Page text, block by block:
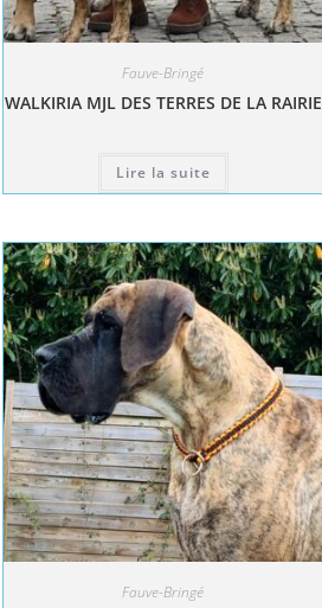
Fauve-Bringé
WALKIRIA MJL DES TERRES DE LA RAIRIE
Lire la suite
Fauve-Bringé